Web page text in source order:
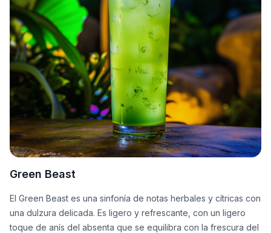
Green Beast
El Green Beast es una sinfonía de notas herbales y cítricas con
una dulzura delicada. Es ligero y refrescante, con un ligero
toque de anís del absenta que se equilibra con la frescura del